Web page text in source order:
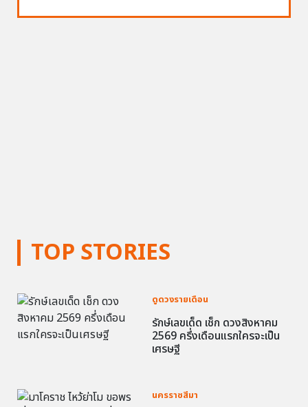
TOP STORIES
ดูดวงรายเดือน
รักษ์เลขเด็ด เช็ก ดวงสิงหาคม
2569 ครึ่งเดือนแรกใครจะเป็น
เศรษฐี
นครราชสีมา